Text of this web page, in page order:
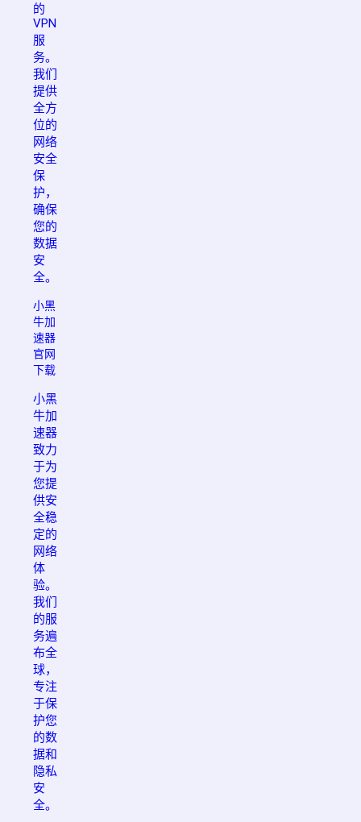
的
VPN
服
务。
我们
提供
全方
位的
网络
安全
保
护，
确保
您的
数据
安
全。
小黑
牛加
速器
官网
下载
小黑
牛加
速器
致力
于为
您提
供安
全稳
定的
网络
体
验。
我们
的服
务遍
布全
球，
专注
于保
护您
的数
据和
隐私
安
全。